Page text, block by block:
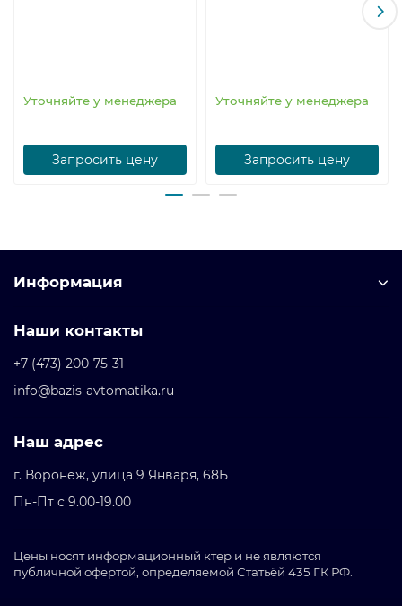
Уточняйте у менеджера
Запросить цену
Уточняйте у менеджера
Запросить цену
Информация
Наши контакты
+7 (473) 200-75-31
info@bazis-avtomatika.ru
Наш адрес
г. Воронеж, улица 9 Января, 68Б
Пн-Пт с 9.00-19.00
Цены носят информационный ктер и не являются
публичной офертой, определяемой Статьёй 435 ГК РФ.